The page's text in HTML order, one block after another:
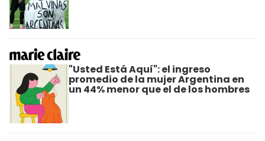
"Usted Está Aquí": el ingreso
promedio de la mujer Argentina en
un 44% menor que el de los hombres